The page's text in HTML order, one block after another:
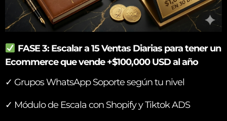
FASE 3: Escalar a 15 Ventas Diarias para tener un
Ecommerce que vende +$100,000 USD al año
✓ Grupos WhatsApp Soporte según tu nivel
✓ Módulo de Escala con Shopify y Tiktok ADS